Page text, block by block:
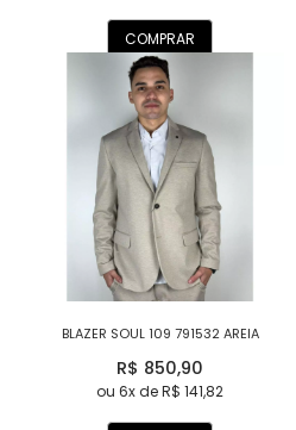
COMPRAR
BLAZER SOUL 109 791532 AREIA
R$ 850,90
ou 6x de R$ 141,82